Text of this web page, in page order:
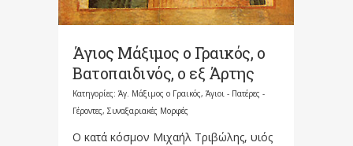
Άγιος Μάξιμος ο Γραικός, ο
Βατοπαιδινός, ο εξ Άρτης
Κατηγορίες: Άγ. Μάξιμος ο Γραικός, Άγιοι - Πατέρες -
Γέροντες, Συναξαριακές Μορφές
Ο κατά κόσμον Μιχαήλ Τριβώλης, υιός